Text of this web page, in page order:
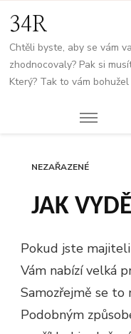
34R
Chtěli byste, aby se vám
zhodnocovaly? Pak si
Který? Tak to vám
NEZAŘAZENÉ
JAK
Pokud jste
Vám nabízí velká
Samozřejmě se to
Podobným